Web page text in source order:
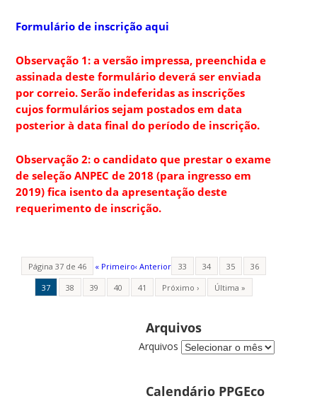
Formulário de inscrição aqui
Observação 1: a versão impressa, preenchida e
assinada deste formulário deverá ser enviada
por correio. Serão indeferidas as inscrições
cujos formulários sejam postados em data
posterior à data final do período de inscrição.
Observação 2: o candidato que prestar o exame
de seleção ANPEC de 2018 (para ingresso em
2019) fica isento da apresentação deste
requerimento de inscrição.
Página 37 de 46 « Primeiro‹ Anterior 33 34 35
36
37
38 39 40 41 Próximo › Última »
Arquivos
Arquivos
Calendário PPGEco